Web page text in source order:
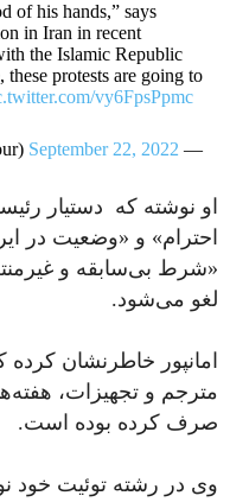
of his hands,” says
in Iran in recent
the Islamic Republic
these protests are going to
vy6FpsPpmc
— Christiane Amanpour (@amanpour)
September 22, 2022
او نوشته که دستیار
احترام» و «وضعیت در
«شرط بى‌سابقه و
لغو می‌شود.
امانپور خاطرنشان کرده
مترجم و تجهیزات،
صرف کرده بوده است.
وى در رشته توئیت خود